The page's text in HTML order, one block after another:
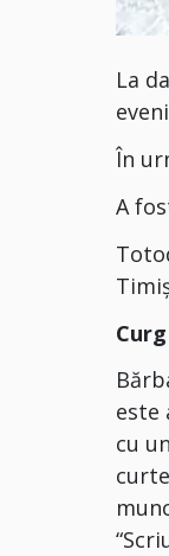
La
În
A
este
cu